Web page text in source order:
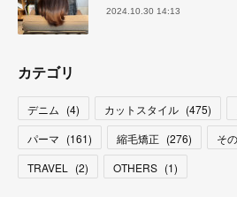
2024.10.30 14:13
カテゴリ
デニム (4) カットスタイル (475)
パーマ (161) 縮毛矯正 (276) そ
TRAVEL
(2) OTHERS (1)